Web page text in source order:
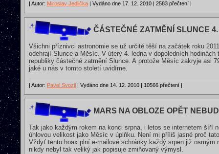
| Autor: Miroslav Jedlička | Vydáno dne 17. 12. 2010 | 2583 přečtení |
ČÁSTEČNÉ ZATMĚNÍ SLUNCE
Všichni příznivci astronomie se už určitě těší na začátek roku
odehrají Slunce a Měsíc. V úterý 4. ledna v dopoledních
republiky částečné zatmění Slunce. A protože Měsíc zakryje asi
jaké u nás v tomto století uvidíme.
| Autor: Pavel Svozil | Vydáno dne 14. 12. 2010 | 10566 přečtení |
MARS NA OBLOZE OPĚT
Tak jako každým rokem na konci srpna, i letos se internetem šíří
úhlovou velikost jako Měsíc v úplňku. Není mi příliš jasné proč
Vždyť tento hoax plní e-mailové schránky každý srpen již
nikdy nebyl tak veliký jak popisuje zmiňovaný výmysl.